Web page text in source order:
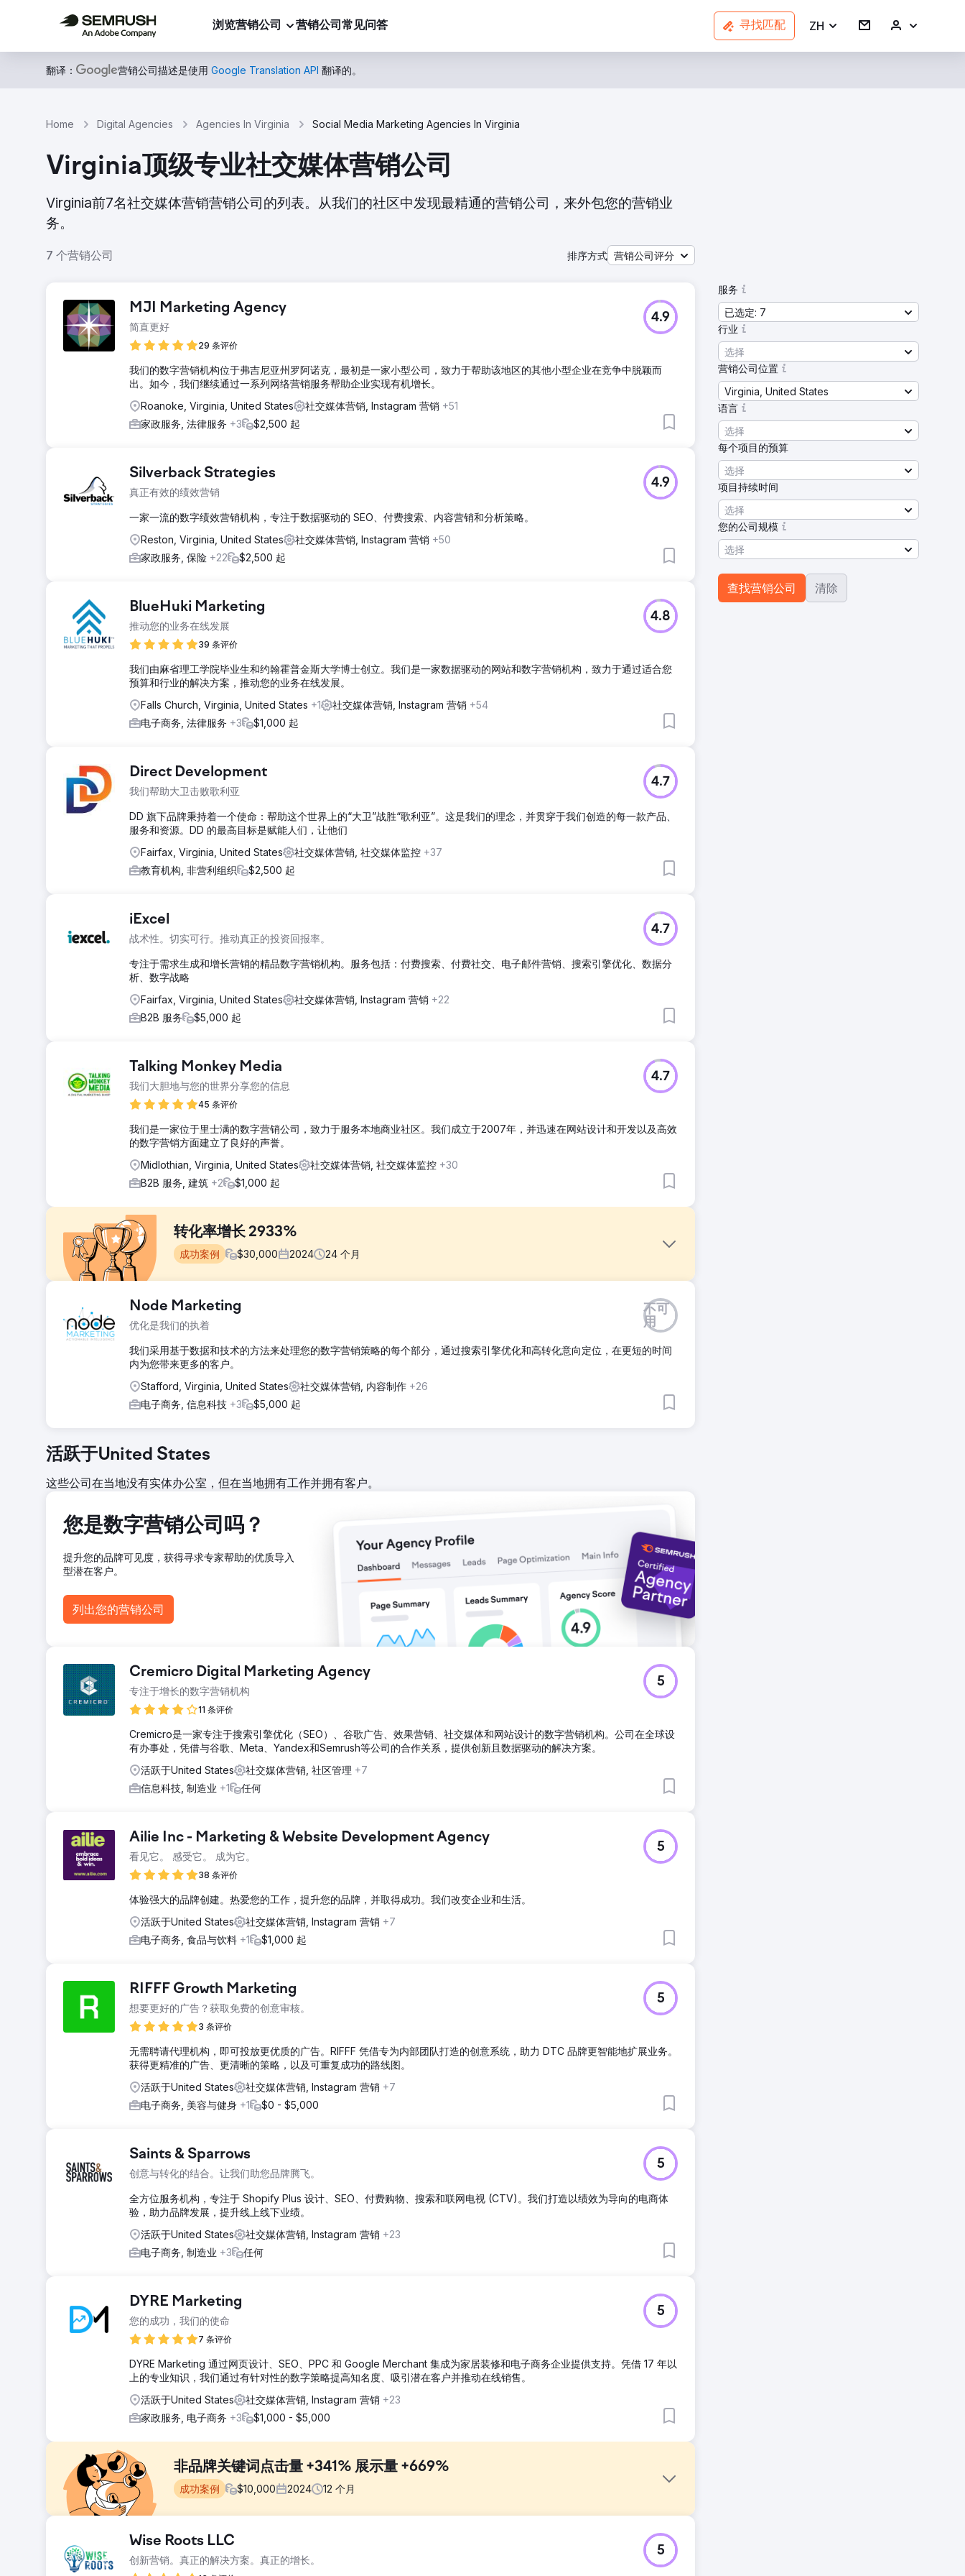
浏览营销公司 营销公司 常见问答 寻找匹配 ZH
翻译： 营销公司描述是使用 Google Translation API 翻译的。
Home Digital Agencies Agencies In Virginia Social Media Marketing Agencies In Virginia
Virginia顶级专业社交媒体营销公司
Virginia前7名社交媒体营销营销公司的列表。从我们的社区中发现最精通的营销公司，来外包您的营销业
务。
7 个营销公司 排序方式 营销公司评分
MJI Marketing Agency
简直更好
29 条评价
4.9
我们的数字营销机构位于弗吉尼亚州罗阿诺克，最初是一家小型公司，致力于帮助该地区的其他小型企业在竞争中脱颖而
出。如今，我们继续通过一系列网络营销服务帮助企业实现有机增长。
Roanoke, Virginia, United States
社交媒体营销, Instagram 营销 +51
家政服务, 法律服务 +3 $2,500 起
Silverback Strategies
真正有效的绩效营销
4.9
一家一流的数字绩效营销机构，专注于数据驱动的 SEO、付费搜索、内容营销和分析策略。
Reston, Virginia, United States
社交媒体营销, Instagram 营销 +50
家政服务, 保险 +22 $2,500 起
BlueHuki Marketing
推动您的业务在线发展
39 条评价
4.8
我们由麻省理工学院毕业生和约翰霍普金斯大学博士创立。我们是一家数据驱动的网站和数字营销机构，致力于通过适合您
预算和行业的解决方案，推动您的业务在线发展。
Falls Church, Virginia, United States +1 社交媒体营销, Instagram 营销 +54
电子商务, 法律服务 +3 $1,000 起
Direct Development
我们帮助大卫击败歌利亚
4.7
DD 旗下品牌秉持着一个使命：帮助这个世界上的“大卫”战胜“歌利亚”。这是我们的理念，并贯穿于我们创造的每一款产品、
服务和资源。DD 的最高目标是赋能人们，让他们
Fairfax, Virginia, United States
社交媒体营销, 社交媒体监控 +37
教育机构, 非营利组织
$2,500 起
iExcel
战术性。切实可行。推动真正的投资回报率。
4.7
专注于需求生成和增长营销的精品数字营销机构。服务包括：付费搜索、付费社交、电子邮件营销、搜索引擎优化、数据分
析、数字战略
Fairfax, Virginia, United States
社交媒体营销, Instagram 营销 +22
B2B 服务
$5,000 起
Talking Monkey Media
我们大胆地与您的世界分享您的信息
45 条评价
4.7
我们是一家位于里士满的数字营销公司，致力于服务本地商业社区。我们成立于2007年，并迅速在网站设计和开发以及高效
的数字营销方面建立了良好的声誉。
Midlothian, Virginia, United States
社交媒体营销, 社交媒体监控 +30
B2B 服务, 建筑 +2 $1,000 起
转化率增长 2933%
成功案例 $30,000 2024 24 个月
该公司首次涉足数字营销，缺乏有效扩展的基础。缺乏优化的广告落地页，网站速度慢导致成本增加，广告效果受损。此外，要触达小众的
B2B受众，需要制定量身定制的策略，才能在B2C竞争对手占据主导地位的市场中脱颖而出。
我们构建了与目标广告组相匹配的定制落地页，并提升了网站速度，从而提升了广告健康度并降低了成本。我们的团队在 Google、Meta
和 LinkedIn 上推出了整合营销活动。通过 A/B 测试和持续优化，我们精心设计了定制的广告信息、视觉效果和定位策略，以吸引高意向流
量并高效转化。
75%。这些成果体现了精心设计的广告系列、优化的创意素材和精准的受众定位，这些因素将曝光度转化为可衡量的商业价值。
前往营销公司页面
Node Marketing
优化是我们的执着
不可
用
我们采用基于数据和技术的方法来处理您的数字营销策略的每个部分，通过搜索引擎优化和高转化意向定位，在更短的时间
内为您带来更多的客户。
Stafford, Virginia, United States
社交媒体营销, 内容制作 +26
电子商务, 信息科技 +3 $5,000 起
活跃于United States
这些公司在当地没有实体办公室，但在当地拥有工作并拥有客户。
您是数字营销公司吗？
提升您的品牌可见度，获得寻求专家帮助的优质导入
型潜在客户。
列出您的营销公司
Cremicro Digital Marketing Agency
专注于增长的数字营销机构
11 条评价
5
Cremicro是一家专注于搜索引擎优化（SEO）、谷歌广告、效果营销、社交媒体和网站设计的数字营销机构。公司在全球设
有办事处，凭借与谷歌、Meta、Yandex和Semrush等公司的合作关系，提供创新且数据驱动的解决方案。
活跃于United States
社交媒体营销, 社区管理 +7
信息科技, 制造业 +1 任何
Ailie Inc - Marketing & Website Development Agency
看见它。 感受它。 成为它。
38 条评价
5
体验强大的品牌创建。热爱您的工作，提升您的品牌，并取得成功。我们改变企业和生活。
活跃于United States
社交媒体营销, Instagram 营销 +7
电子商务, 食品与饮料 +1 $1,000 起
RIFFF Growth Marketing
想要更好的广告？获取免费的创意审核。
3 条评价
5
无需聘请代理机构，即可投放更优质的广告。RIFFF 凭借专为内部团队打造的创意系统，助力 DTC 品牌更智能地扩展业务。
获得更精准的广告、更清晰的策略，以及可重复成功的路线图。
活跃于United States
社交媒体营销, Instagram 营销 +7
电子商务, 美容与健身 +1 $0 - $5,000
Saints & Sparrows
创意与转化的结合。让我们助您品牌腾飞。
5
全方位服务机构，专注于 Shopify Plus 设计、SEO、付费购物、搜索和联网电视 (CTV)。我们打造以绩效为导向的电商体
验，助力品牌发展，提升线上线下业绩。
活跃于United States
社交媒体营销, Instagram 营销 +23
电子商务, 制造业 +3 任何
DYRE Marketing
您的成功，我们的使命
7 条评价
5
DYRE Marketing 通过网页设计、SEO、PPC 和 Google Merchant 集成为家居装修和电子商务企业提供支持。凭借 17 年以
上的专业知识，我们通过有针对性的数字策略提高知名度、吸引潜在客户并推动在线销售。
活跃于United States
社交媒体营销, Instagram 营销 +23
家政服务, 电子商务 +3 $1,000 - $5,000
非品牌关键词点击量 +341% 展示量 +669%
成功案例 $10,000 2024 12 个月
Kompozit Pazari 的目标是提升流量和销量，但缺乏 SEO 基础。快速审核发现，其网站存在重定向缺失、元数据质量低下、抓取目标价值
低、图片未优化以及品类内容单薄等问题。我们专注于提升站内 SEO、优化图片，并优化品类页面，以提升通过非品牌搜索获得的曝光
Wise Roots LLC
创新营销。真正的解决方案。真正的增长。
5
服务
已选定: 7
行业
选择
营销公司位置
Virginia, United States
语言
选择
每个项目的预算
选择
项目持续时间
选择
您的公司规模
选择
查找营销公司 清除